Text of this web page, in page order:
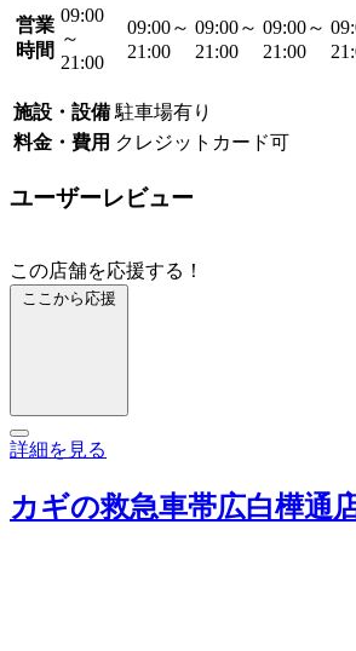
営業
時間
09:00
～
21:00
09:00～
21:00
09:00～
21:00
09:00～
21:00
施設・設備 駐車場有り
料金・費用 クレジットカード可
ユーザーレビュー
この店舗を応援する！
ここから応援
詳細を見る
カギの救急車帯広白樺通